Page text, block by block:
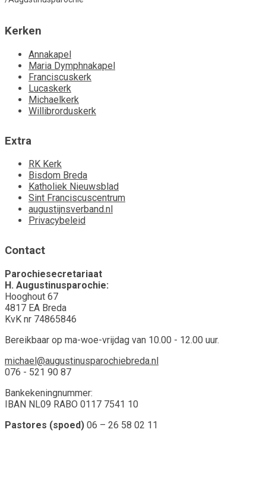
Kerken
Annakapel
Maria Dymphnakapel
Franciscuskerk
Lucaskerk
Michaelkerk
Willibrorduskerk
Extra
RK Kerk
Bisdom Breda
Katholiek Nieuwsblad
Sint Franciscuscentrum
augustijnsverband.nl
Privacybeleid
Contact
Parochiesecretariaat
H. Augustinusparochie:
Hooghout 67
4817 EA Breda
KvK nr 74865846
Bereikbaar op ma-woe-vrijdag van 10.00 - 12.00 uur.
michael@augustinusparochiebreda.nl
076 - 521 90 87
Bankekeningnummer:
IBAN NL09 RABO 0117 7541 10
Pastores (spoed) 06 – 26 58 02 11